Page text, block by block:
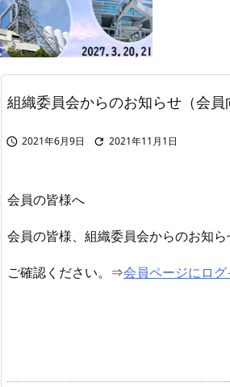
組織委員会からのお知らせ（会員
 2021年6月9日  2021年11月1日
会員の皆様へ
会員の皆様、組織委員会からのお知ら
ご確認ください。⇒会員ページにログ